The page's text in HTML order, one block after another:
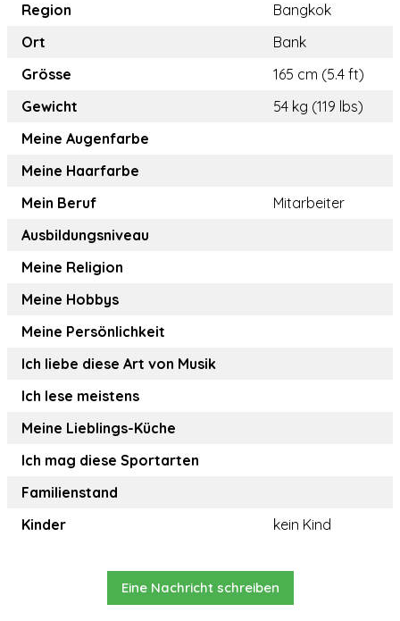
Region
Bangkok
Ort
Bank
Grösse
165 cm (5.4 ft)
Gewicht
54 kg (119 lbs)
Meine Augenfarbe
Meine Haarfarbe
Mein Beruf
Mitarbeiter
Ausbildungsniveau
Meine Religion
Meine Hobbys
Meine Persönlichkeit
Ich liebe diese Art von Musik
Ich lese meistens
Meine Lieblings-Küche
Ich mag diese Sportarten
Familienstand
Kinder
kein Kind
Eine Nachricht schreiben